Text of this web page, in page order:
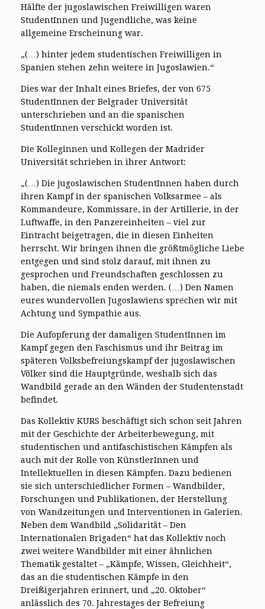
Hälfte der jugoslawischen Freiwilligen waren
StudentInnen und Jugendliche, was keine
allgemeine Erscheinung war.
„(…) hinter jedem studentischen Freiwilligen in
Spanien stehen zehn weitere in Jugoslawien.“
Dies war der Inhalt eines Briefes, der von 675
StudentInnen der Belgrader Universität
unterschrieben und an die spanischen
StudentInnen verschickt worden ist.
Die Kolleginnen und Kollegen der Madrider
Universität schrieben in ihrer Antwort:
„(…) Die jugoslawischen StudentInnen haben durch
ihren Kampf in der spanischen Volksarmee – als
Kommandeure, Kommissare, in der Artillerie, in der
Luftwaffe, in den Panzereinheiten – viel zur
Eintracht beigetragen, die in diesen Einheiten
herrscht. Wir bringen ihnen die größtmögliche Liebe
entgegen und sind stolz darauf, mit ihnen zu
gesprochen und Freundschaften geschlossen zu
haben, die niemals enden werden. (…) Den Namen
eures wundervollen Jugoslawiens sprechen wir mit
Achtung und Sympathie aus.
Die Aufopferung der damaligen StudentInnen im
Kampf gegen den Faschismus und ihr Beitrag im
späteren Volksbefreiungskampf der jugoslawischen
Völker sind die Hauptgründe, weshalb sich das
Wandbild gerade an den Wänden der Studentenstadt
befindet.
Das Kollektiv KURS beschäftigt sich schon seit Jahren
mit der Geschichte der Arbeiterbewegung, mit
studentischen und antifaschistischen Kämpfen als
auch mit der Rolle von KünstlerInnen und
Intellektuellen in diesen Kämpfen. Dazu bedienen
sie sich unterschiedlicher Formen – Wandbilder,
Forschungen und Publikationen, der Herstellung
von Wandzeitungen und Interventionen in Galerien.
Neben dem Wandbild „Solidarität – Den
Internationalen Brigaden“ hat das Kollektiv noch
zwei weitere Wandbilder mit einer ähnlichen
Thematik gestaltet – „Kämpfe, Wissen, Gleichheit“,
das an die studentischen Kämpfe in den
Dreißigerjahren erinnert, und „20. Oktober“
anlässlich des 70. Jahrestages der Befreiung